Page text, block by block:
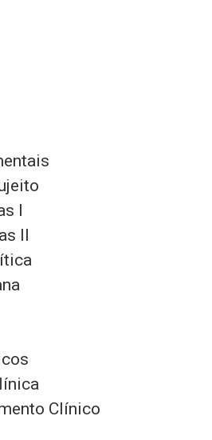
I
II
Clínico